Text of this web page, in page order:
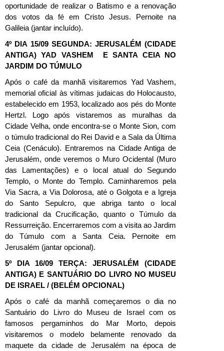
oportunidade de realizar o Batismo e a renovação
dos votos da fé em Cristo Jesus. Pernoite na
Galileia (jantar incluído).
4º DIA 15/09 SEGUNDA: JERUSALÉM (CIDADE
ANTIGA) YAD VASHEM E SANTA CEIA NO
JARDIM DO TÚMULO
Após o café da manhã visitaremos Yad Vashem,
memorial oficial às vítimas judaicas do Holocausto,
estabelecido em 1953, localizado aos pés do Monte
Hertzl. Logo após vistaremos as muralhas da
Cidade Velha, onde encontra-se o Monte Sion, com
o túmulo tradicional do Rei David e a Sala da Última
Ceia (Cenáculo). Entraremos na Cidade Antiga de
Jerusalém, onde veremos o Muro Ocidental (Muro
das Lamentações) e o local atual do Segundo
Templo, o Monte do Templo. Caminharemos pela
Via Sacra, a Via Dolorosa, até o Golgota e a Igreja
do Santo Sepulcro, que abriga tanto o local
tradicional da Crucificação, quanto o Túmulo da
Ressurreição. Encerraremos com a visita ao Jardim
do Túmulo com a Santa Ceia. Pernoite em
Jerusalém (jantar opcional).
5º DIA 16/09 TERÇA: JERUSALÉM (CIDADE
ANTIGA) E SANTUÁRIO DO LIVRO NO MUSEU
DE ISRAEL / (BELÉM OPCIONAL)
Após o café da manhã começaremos o dia no
Santuário do Livro do Museu de Israel com os
famosos pergaminhos do Mar Morto, depois
visitaremos o modelo belamente renovado da
maquete da cidade de Jerusalém na época de